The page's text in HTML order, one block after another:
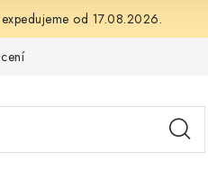
od 17.08.2026.